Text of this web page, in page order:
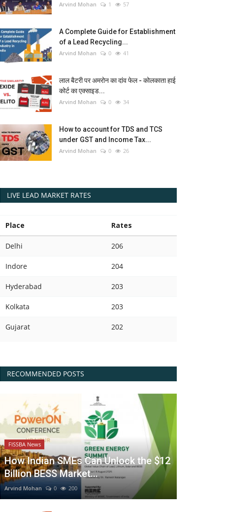
Arvind Mohan 1 57
A Complete Guide for Establishment
of a Lead Recycling...
Arvind Mohan 0 41
लाल बैटरी पर अमरोन का दांव फेल - कोलकाता हाई
कोर्ट का एक्साइड...
Arvind Mohan 0 34
How to account for TDS and TCS
under GST and Income Tax...
Arvind Mohan 0 26
LIVE LEAD MARKET RATES
Place Rates
Delhi 206
Indore 204
Hyderabad 203
Kolkata 203
Gujarat 202
RECOMMENDED POSTS
FISSBA News
How Indian SMEs Can Unlock the $12
Billion BESS Market...
Arvind Mohan 0 200